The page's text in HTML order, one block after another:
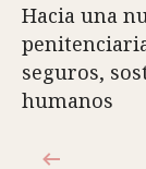
Hacia una
seguros,
humanos